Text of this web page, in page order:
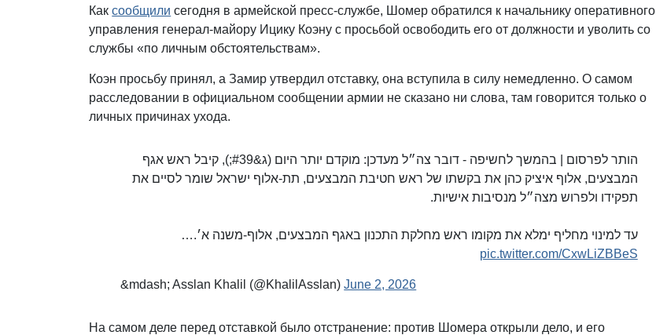
Каксообщили сегодня в армейской пресс-службе, Шомер обратился к начальнику оперативного
управления генерал-майору Ицику Коэну с просьбой освободить его от должности и уволить со
службы «по личным обстоятельствам».
Коэн просьбу принял, а Замир утвердил отставку, она вступила в силу немедленно. О самом
расследовании в официальном сообщении армии не сказано ни слова, там говорится только о
личных причинах ухода.
הותר לפרסום | בהמשך לחשיפה - דובר צה״ל מעדכן: מוקדם יותר היום (ג&#39;), קיבל ראש אגף
המבצעים, אלוף איציק כהן את בקשתו של ראש חטיבת המבצעים, תת-אלוף ישראל שומר לסיים את
תפקידו ולפרוש מצה״ל מנסיבות אישיות.
עד למינוי מחליף ימלא את מקומו ראש מחלקת התכנון באגף המבצעים, אלוף-משנה א׳.…
pic.twitter.com/CxwLiZBBeS
&mdash; Asslan Khalil (@KhalilAsslan)June 2, 2026
На самом деле перед отставкой было отстранение: против Шомера открыли дело, и его